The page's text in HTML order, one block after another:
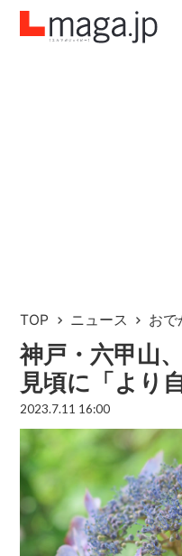
TOP ニュース おで
神戸・六甲山
見頃に「より
2023.7.11 16:00